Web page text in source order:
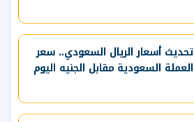
تحديث أسعار الريال السعودي.. سعر
العملة السعودية مقابل الجنيه اليوم